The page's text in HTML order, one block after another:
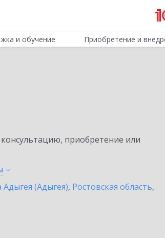
и обучение Приобретение и
приобретение или
Адыгея (Адыгея), Ростовская область,